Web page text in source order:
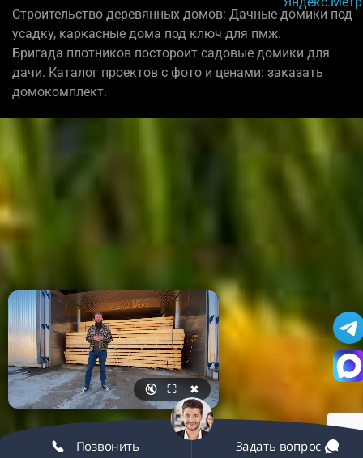
Строительство деревянных домов: Дачные домики под
усадку, каркасные дома под ключ для пмж.
Бригада плотников постороит садовые домики для
дачи. Каталог проектов с фото и ценами: заказать
домокомплект.
🔇 ⛶ ✖
Позвонить Задать вопрос